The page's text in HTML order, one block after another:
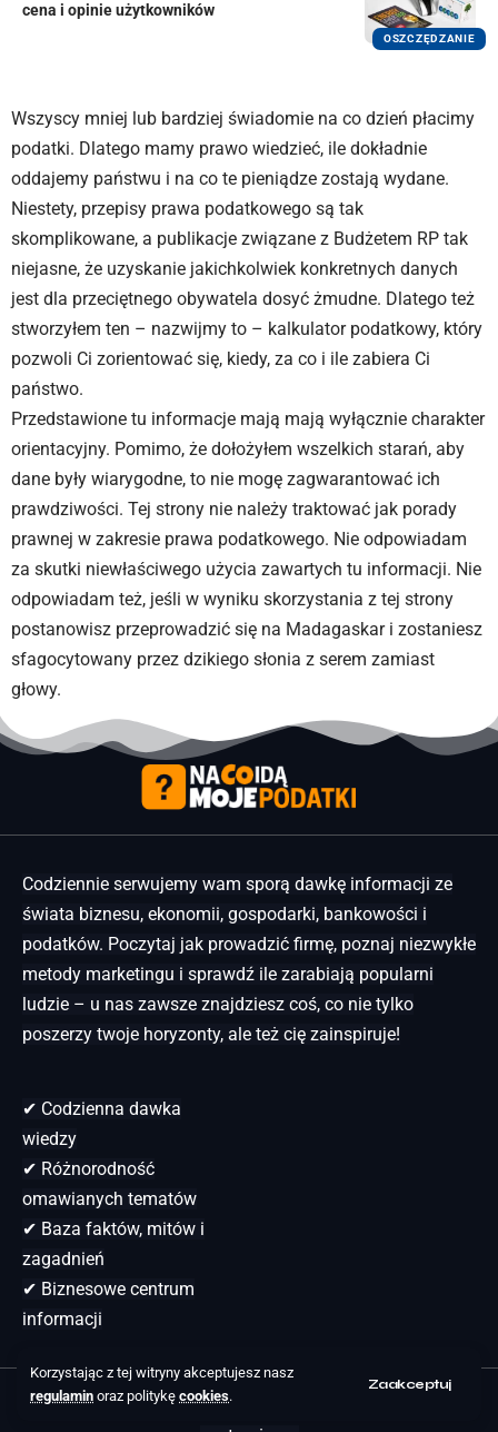
Korzystając z tej witryny akceptujesz nasz
regulamin oraz politykę cookies.
Zaakceptuj
OSZCZĘDZANIE
cena i opinie użytkowników
Wszyscy mniej lub bardziej świadomie na co dzień płacimy
podatki. Dlatego mamy prawo wiedzieć, ile dokładnie
oddajemy państwu i na co te pieniądze zostają wydane.
Niestety, przepisy prawa podatkowego są tak
skomplikowane, a publikacje związane z Budżetem RP tak
niejasne, że uzyskanie jakichkolwiek konkretnych danych
jest dla przeciętnego obywatela dosyć żmudne. Dlatego też
stworzyłem ten – nazwijmy to – kalkulator podatkowy, który
pozwoli Ci zorientować się, kiedy, za co i ile zabiera Ci
państwo.
Przedstawione tu informacje mają mają wyłącznie charakter
orientacyjny. Pomimo, że dołożyłem wszelkich starań, aby
dane były wiarygodne, to nie mogę zagwarantować ich
prawdziwości. Tej strony nie należy traktować jak porady
prawnej w zakresie prawa podatkowego. Nie odpowiadam
za skutki niewłaściwego użycia zawartych tu informacji. Nie
odpowiadam też, jeśli w wyniku skorzystania z tej strony
postanowisz przeprowadzić się na Madagaskar i zostaniesz
sfagocytowany przez dzikiego słonia z serem zamiast
głowy.
Codziennie serwujemy wam sporą dawkę informacji ze
świata biznesu, ekonomii, gospodarki, bankowości i
podatków. Poczytaj jak prowadzić firmę, poznaj niezwykłe
metody marketingu i sprawdź ile zarabiają popularni
ludzie – u nas zawsze znajdziesz coś, co nie tylko
poszerzy twoje horyzonty, ale też cię zainspiruje!
✔ Codzienna dawka
wiedzy
✔ Różnorodność
omawianych tematów
✔ Baza faktów, mitów i
zagadnień
✔ Biznesowe centrum
informacji
nacoidamojepodatki.pl © 2025 Wszystkie prawa